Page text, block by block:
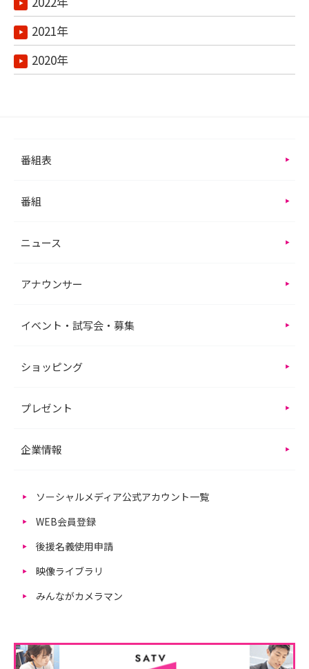
2021年
2020年
番組表
番組
ニュース
アナウンサー
イベント・試写会・募集
ショッピング
プレゼント
企業情報
ソーシャルメディア公式アカウント一覧
WEB会員登録
後援名義使用申請
映像ライブラリ
みんながカメラマン